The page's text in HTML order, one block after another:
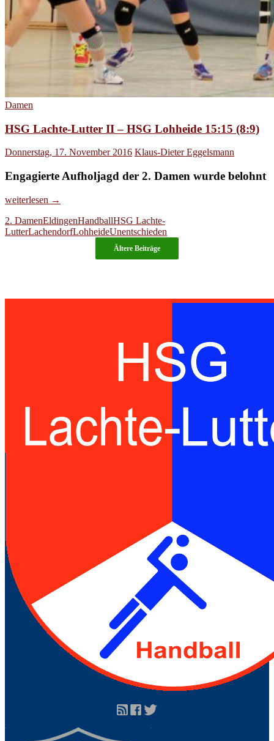
Damen
HSG Lachte-Lutter II – HSG Lohheide 15:15 (8:9)
Donnerstag, 17. November 2016 Klaus-Dieter Eggelsmann
Engagierte Aufholjagd der 2. Damen wurde belohnt
HSG
Lutter
II
weiterlesen →
2. DamenEldingenHandballHSG Lachte-
LutterLachendorfLohheideUnentschieden
Ältere Beiträge